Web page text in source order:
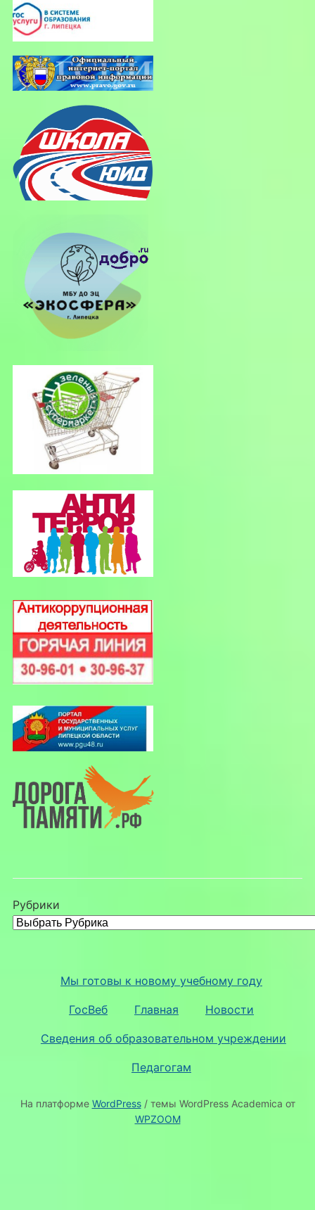
Рубрики
Мы готовы к новому учебному году
ГосВеб Главная Новости
Сведения об образовательном учреждении
Педагогам
На платформе WordPress/ темы WordPress Academica от
WPZOOM